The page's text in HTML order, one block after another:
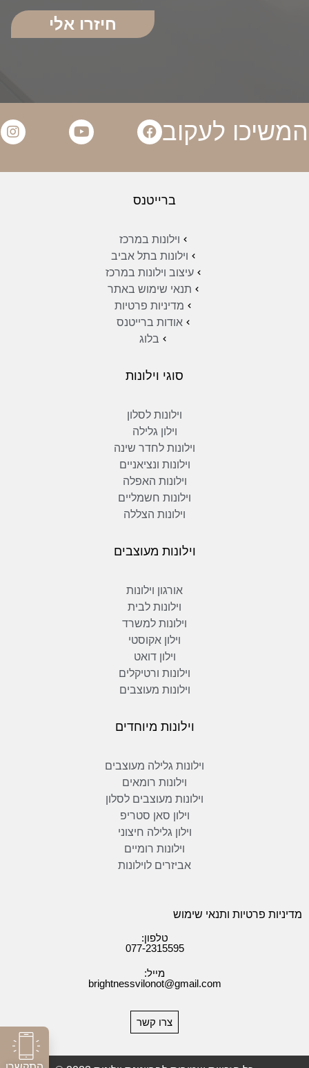
חיזרו אלי
המשיכו לעקוב
ברייטנס
וילונות במרכז
וילונות בתל אביב
עיצוב וילונות במרכז
תנאי שימוש באתר
מדיניות פרטיות
אודות ברייטנס
בלוג
סוגי וילונות
וילונות לסלון
וילון גלילה
וילונות לחדר שינה
וילונות ונציאניים
וילונות האפלה
וילונות חשמליים
וילונות הצללה
וילונות מעוצבים
אורגון וילונות
וילונות לבית
וילונות למשרד
וילון אקוסטי
וילון דואט
וילונות ורטיקלים
וילונות מעוצבים
וילונות מיוחדים
וילונות גלילה מעוצבים
וילונות רומאים
וילונות מעוצבים לסלון
וילון סאן סטריפ
וילון גלילה חיצוני
וילונות רומיים
אביזרים לוילונות
מדיניות פרטיות ותנאי שימוש
טלפון:
077-2315595
מייל:
brightnessvilonot@gmail.com
צרו קשר